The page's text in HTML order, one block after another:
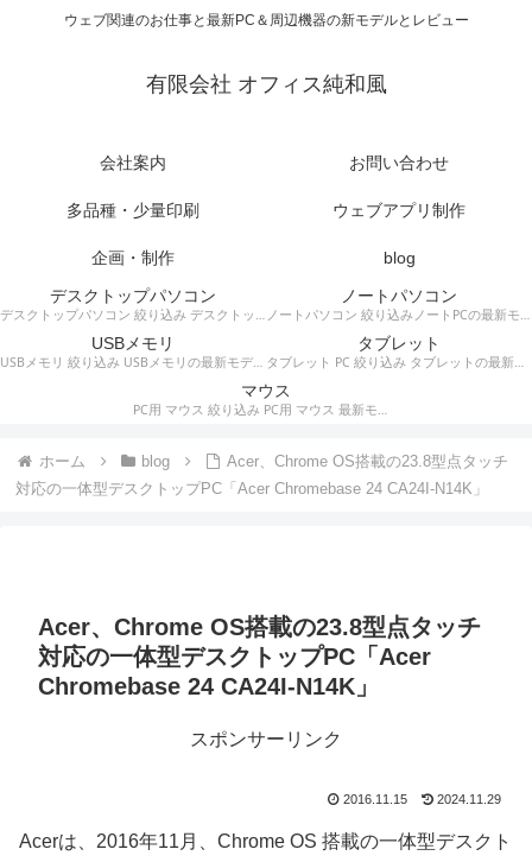
ウェブ関連のお仕事と最新PC＆周辺機器の新モデルとレビュー
有限会社 オフィス純和風
会社案内 お問い合わせ
多品種・少量印刷 ウェブアプリ制作
企画・制作
blog
デスクトップパソコン
デスクトップパソコン 絞り込み デスクトップPCの最新モデルやスペック・仕様に関する情報。
ノートパソコン
ノートパソコン 絞り込みノートPCの最新モデルやスペック・仕様に関する情報。
USBメモリ
USBメモリ 絞り込み USBメモリの最新モデルやスペック・仕様に関する情報。
タブレット
タブレット PC 絞り込み タブレットの最新モデルやスペック・仕様に関する情報。
マウス
PC用 マウス 絞り込み PC用 マウス 最新モデルやスペック・仕様に関する情報。ワイヤレスマウス、有線マウス、接続タイプなど。
ホーム blog
Acer、Chrome OS搭載の23.8型点タッチ
対応の一体型デスクトップPC「Acer Chromebase 24 CA24I-N14K」
Acer、Chrome OS搭載の23.8型点タッチ
対応の一体型デスクトップPC「Acer
Chromebase 24 CA24I-N14K」
スポンサーリンク
2016.11.15 2024.11.29
Acerは、2016年11月、Chrome OS 搭載の一体型デスクト